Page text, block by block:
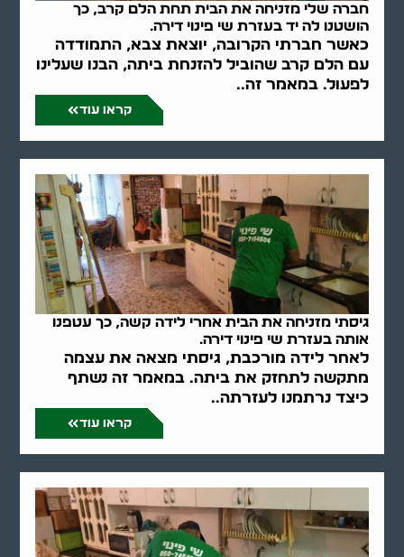
חברה שלי מזניחה את הבית תחת הלם קרב, כך
הושטנו לה יד בעזרת שי פינוי דירה.
כאשר חברתי הקרובה, יוצאת צבא, התמודדה
עם הלם קרב שהוביל להזנחת ביתה, הבנו שעלינו
לפעול. במאמר זה..
קראו עוד
גיסתי מזניחה את הבית אחרי לידה קשה, כך עטפנו
אותה בעזרת שי פינוי דירה.
לאחר לידה מורכבת, גיסתי מצאה את עצמה
מתקשה לתחזק את ביתה. במאמר זה נשתף
כיצד נרתמנו לעזרתה..
קראו עוד